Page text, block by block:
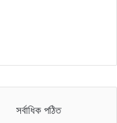
সর্বাধিক পঠিত